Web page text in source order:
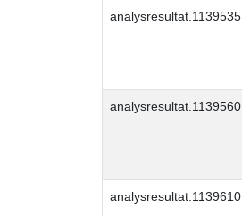
analysresultat.1139535
analysresultat.1139560
analysresultat.1139610